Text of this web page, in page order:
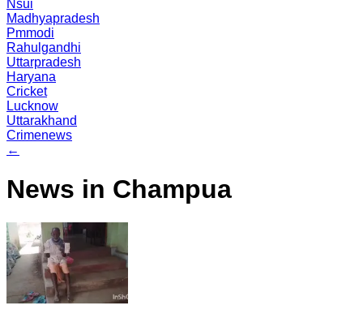
Nsui
Madhyapradesh
Pmmodi
Rahulgandhi
Uttarpradesh
Haryana
Cricket
Lucknow
Uttarakhand
Crimenews
←
News in Champua